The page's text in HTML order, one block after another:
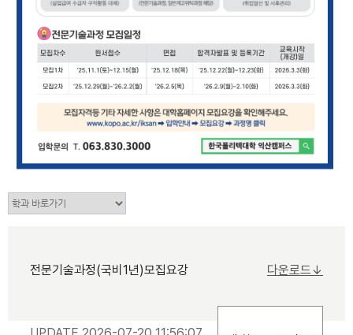
전문기술과정(국비1년)모집요강 다운로드↓